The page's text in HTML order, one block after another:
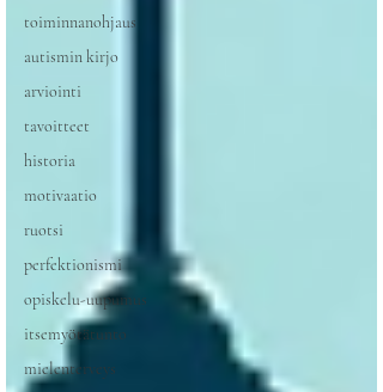
toiminnanohjaus
autismin kirjo
arviointi
tavoitteet
historia
motivaatio
ruotsi
perfektionismi
opiskelu-uupumus
itsemyötätunto
mielenterveys